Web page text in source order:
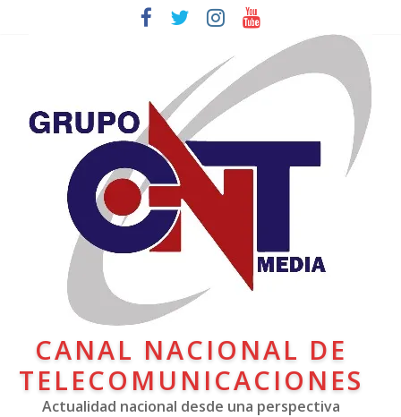
CANAL NACIONAL DE
TELECOMUNICACIONES
Actualidad nacional desde una perspectiva